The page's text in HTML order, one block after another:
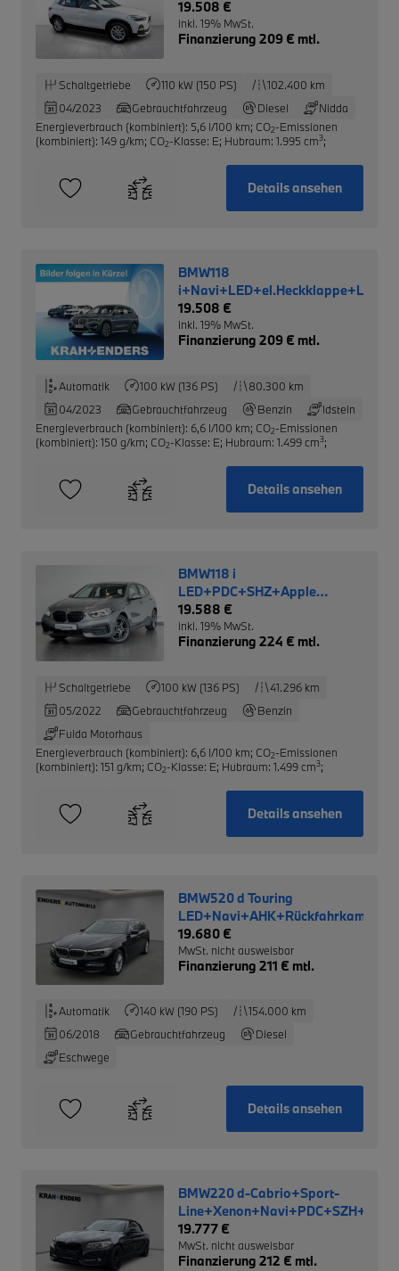
19.508 €
inkl. 19% MwSt.
Finanzierung 209 € mtl.
Schaltgetriebe 110 kW (150 PS)
102.400 km
04/2023
Gebrauchtfahrzeug Diesel
Nidda
Energieverbrauch (kombiniert): 5,6 l/100 km; CO2-Emissionen
(kombiniert): 149 g/km; CO2-Klasse: E; Hubraum: 1.995 cm3;
Details ansehen
BMW118
19.508 €
inkl. 19% MwSt.
Finanzierung 209 € mtl.
Automatik 100 kW (136 PS)
80.300 km
04/2023
Gebrauchtfahrzeug Benzin
Idstein
Energieverbrauch (kombiniert): 6,6 l/100 km; CO2-Emissionen
(kombiniert): 150 g/km; CO2-Klasse: E; Hubraum: 1.499 cm3;
Details ansehen
BMW118 i
LED+PDC+SHZ+Apple
CarPlay+DAB+Temp
19.588 €
inkl. 19% MwSt.
Finanzierung 224 € mtl.
Schaltgetriebe 100 kW (136 PS)
41.296 km
05/2022
Gebrauchtfahrzeug
Benzin
Fulda Motorhaus
Energieverbrauch (kombiniert): 6,6 l/100 km; CO2-Emissionen
(kombiniert): 151 g/km; CO2-Klasse: E; Hubraum: 1.499 cm3;
Details ansehen
BMW520 d Touring
19.680 €
MwSt. nicht ausweisbar
Finanzierung 211 € mtl.
Automatik 140 kW (190 PS)
154.000 km
06/2018
Gebrauchtfahrzeug
Diesel
Eschwege
Details ansehen
BMW220 d-Cabrio+Sport-
Line+Xenon+Navi+PDC+SZH+HiFi+
19.777 €
MwSt. nicht ausweisbar
Finanzierung 212 € mtl.